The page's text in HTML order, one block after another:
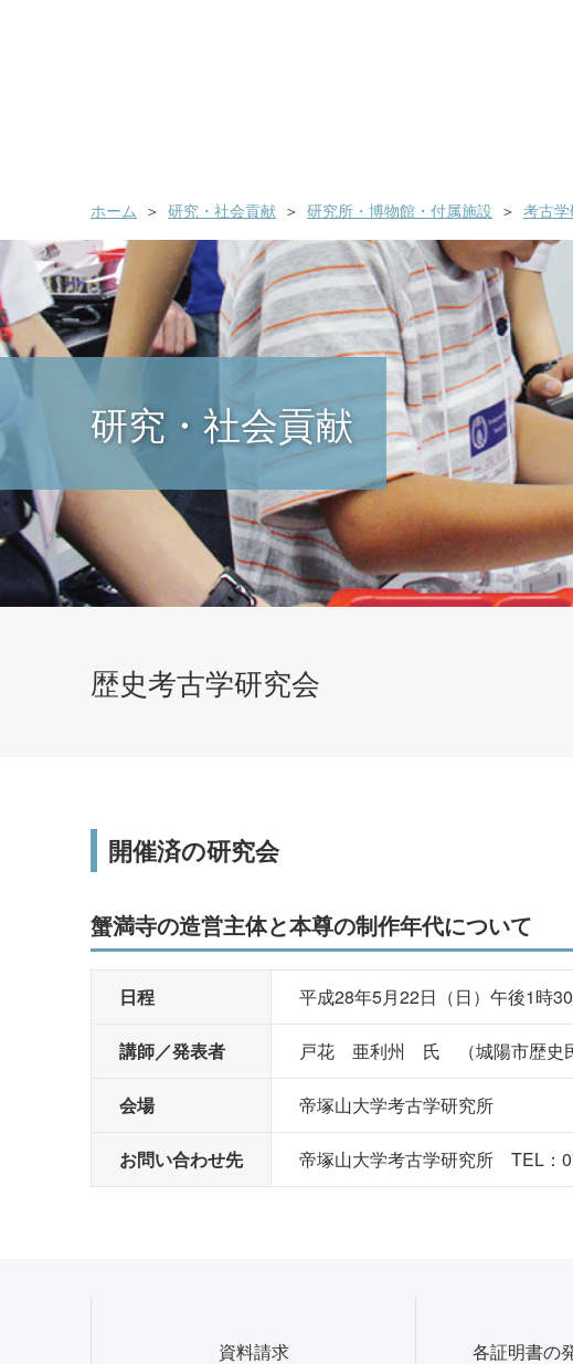
ホーム 研究・社会貢献 研究所・博物館・付属施設 考古
研究・社会貢献
歴史考古学研究会
研究活動・実績
子育て支援センター
開催済の研究会
蟹満寺の造営主体と本尊の制作年代について
日程 平成28年5月22日（日）午後1時
講師／発表者 戸花 亜利州 氏 （城陽市歴史
会場 帝塚山大学考古学研究所
お問い合わせ先 帝塚山大学考古学研究所 TEL：
資料請求 各証明書の